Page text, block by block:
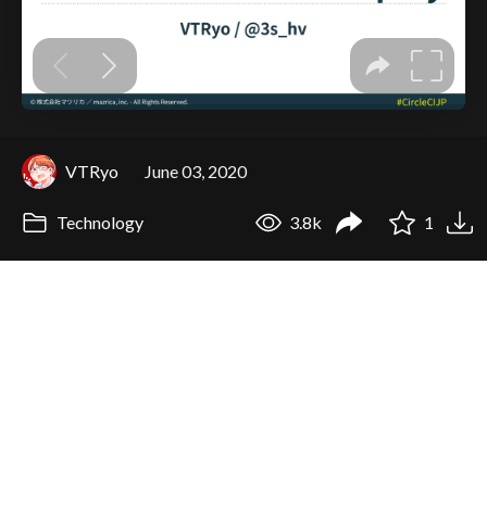
VTRyo June 03, 2020
Technology 3.8k 1